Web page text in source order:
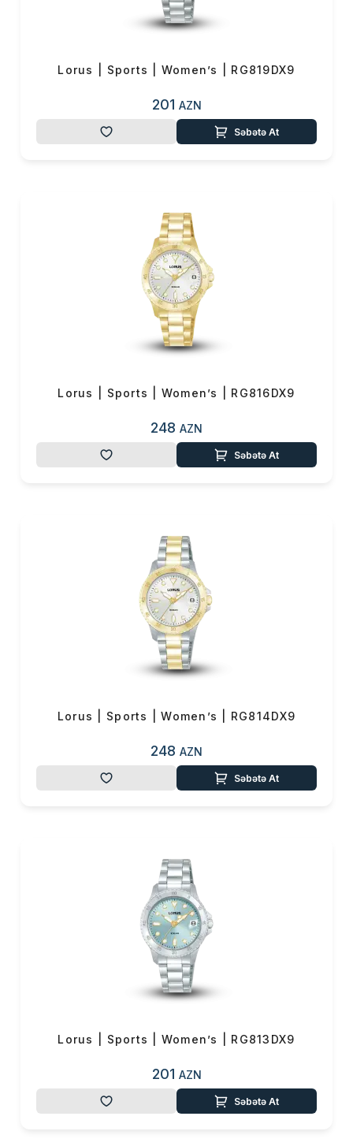
Lorus | Sports | Women’s | RG819DX9
201 AZN
Səbətə At
Lorus | Sports | Women’s | RG816DX9
248 AZN
Səbətə At
Lorus | Sports | Women’s | RG814DX9
248 AZN
Səbətə At
Lorus | Sports | Women’s | RG813DX9
201 AZN
Səbətə At
Yekun məbləğ 0 ₼
Alış-verişə davam et
OK